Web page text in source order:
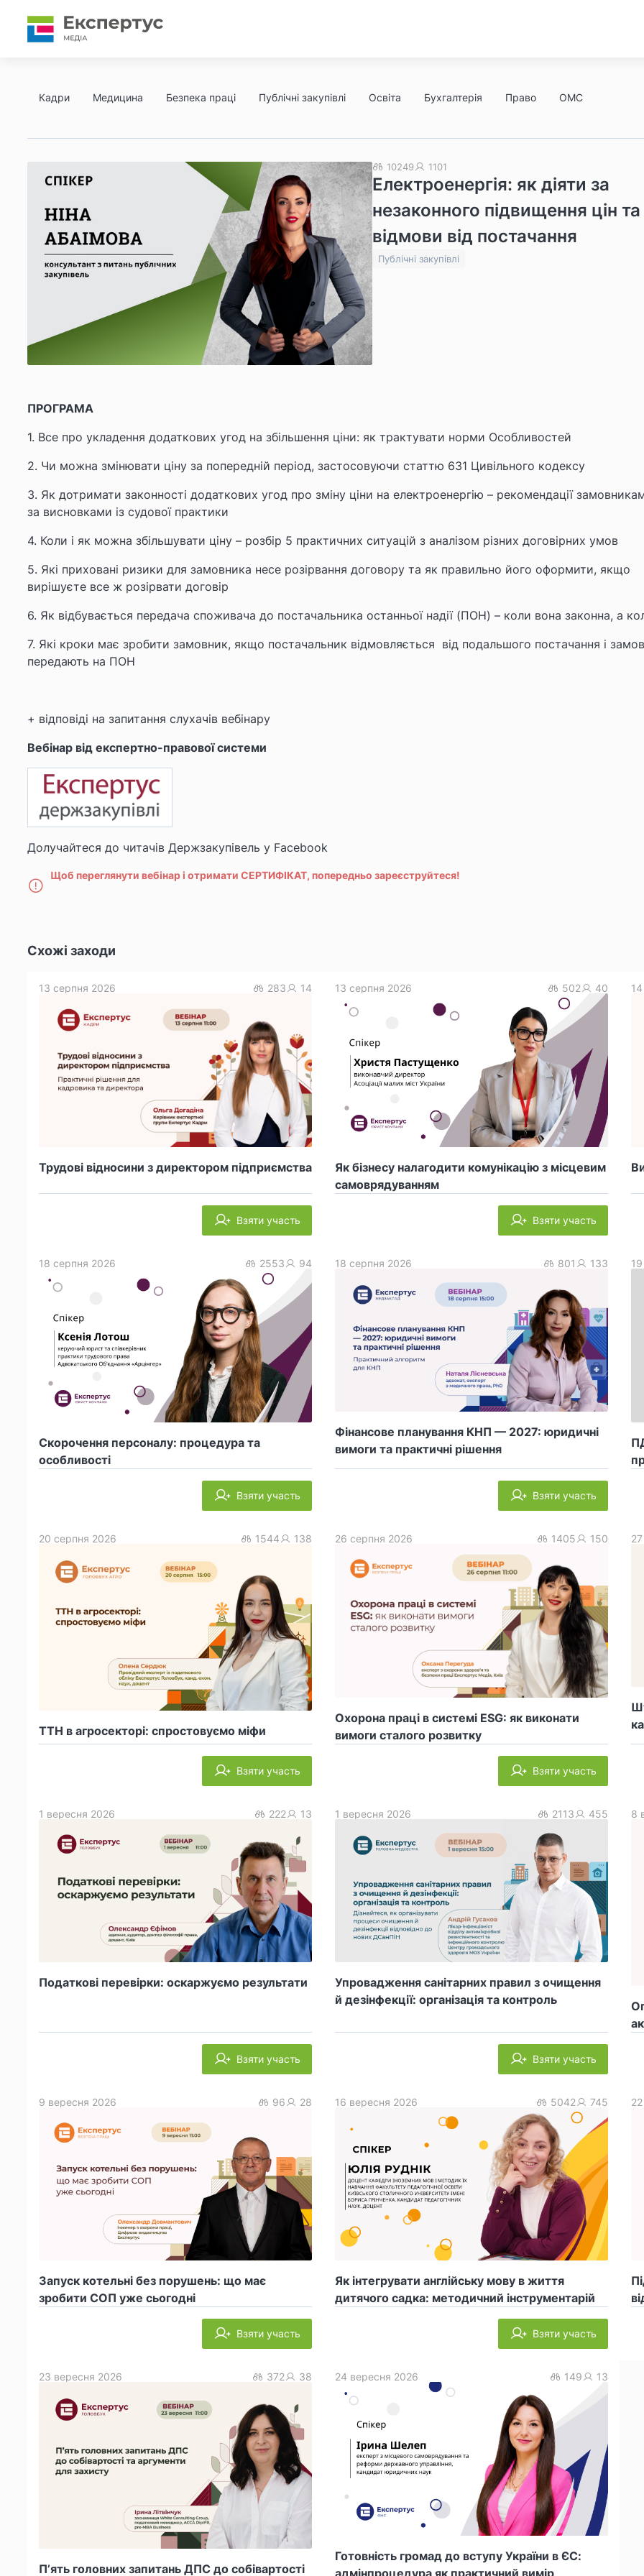
Кадри Медицина Безпека праці Публічні закупівлі Освіта Бухгалтерія Право ОМС
Електроенергія: як діяти за
незаконного підвищення цін та
відмови від постачання
10249 1101
Публічні закупівлі
ПРОГРАМА
1. Все про укладення додаткових угод на збільшення ціни: як трактувати норми Особливостей
2. Чи можна змінювати ціну за попередній період, застосовуючи статтю 631 Цивільного кодексу
3. Як дотримати законності додаткових угод про зміну ціни на електроенергію – рекомендації
за висновками із судової практики
4. Коли і як можна збільшувати ціну – розбір 5 практичних ситуацій з аналізом різних договірних умов
5. Які приховані ризики для замовника несе розірвання договору та як правильно його оформити, якщо
вирішуєте все ж розірвати договір
6. Як відбувається передача споживача до постачальника останньої надії (ПОН) – коли вона законна, а
7. Які кроки має зробити замовник, якщо постачальник відмовляється від подальшого постачання і
передають на ПОН
+ відповіді на запитання слухачів вебінару
Вебінар від експертно-правовоїсистеми
Долучайтеся до читачів Держзакупівель у Facebook
Щоб переглянути вебінар і отримати СЕРТИФІКАТ, попередньо зареєструйтеся!
Схожі заходи
Трудові відносини з директором підприємства
13 серпня 2026 283 14
Взяти участь
Як бізнесу налагодити комунікацію з місцевим
самоврядуванням
13 серпня 2026 502 40
Взяти участь
Скорочення персоналу: процедура та
особливості
18 серпня 2026 2553 94
Взяти участь
Фінансове планування КНП — 2027: юридичні
вимоги та практичні рішення
18 серпня 2026 801 133
Взяти участь
ТТН в агросекторі: спростовуємо міфи
20 серпня 2026 1544 138
Взяти участь
Охорона праці в системі ESG: як виконати
вимоги сталого розвитку
26 серпня 2026 1405 150
Взяти участь
Податкові перевірки: оскаржуємо результати
1 вересня 2026 222 13
Взяти участь
Упровадження санітарних правил з очищення
й дезінфекції: організація та контроль
1 вересня 2026 2113 455
Взяти участь
8
Запуск котельні без порушень: що має
зробити СОП уже сьогодні
9 вересня 2026 96 28
Взяти участь
Як інтегрувати англійську мову в життя
дитячого садка: методичний інструментарій
16 вересня 2026 5042 745
Взяти участь
П’ять головних запитань ДПС до собівартості
23 вересня 2026 372 38
Готовність громад до вступу України в ЄС:
24 вересня 2026 149 13